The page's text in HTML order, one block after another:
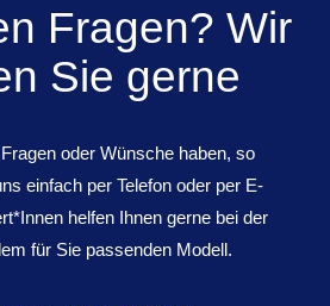
Fragen? Wir
Sie gerne
oder Wünsche haben, so
einfach per Telefon oder per E-
helfen Ihnen gerne bei der
für Sie passenden Modell.